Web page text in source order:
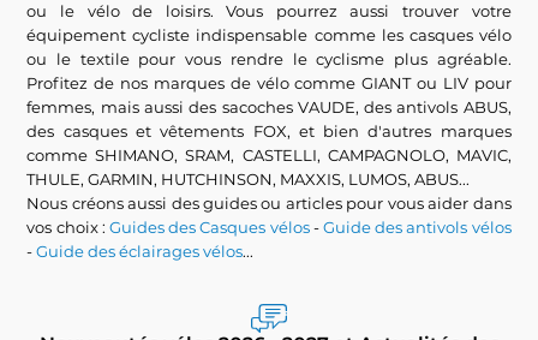
ou le vélo de loisirs. Vous pourrez aussi trouver votre
équipement cycliste indispensable comme les casques vélo
ou le textile pour vous rendre le cyclisme plus agréable.
Profitez de nos marques de vélo comme GIANT ou LIV pour
femmes, mais aussi des sacoches VAUDE, des antivols ABUS,
des casques et vêtements FOX, et bien d'autres marques
comme SHIMANO, SRAM, CASTELLI, CAMPAGNOLO, MAVIC,
THULE, GARMIN, HUTCHINSON, MAXXIS, LUMOS, ABUS...
Nous créons aussi des guides ou articles pour vous aider dans
vos choix :Guides des Casques vélos-Guide des antivols vélos
-Guide des éclairages vélos...